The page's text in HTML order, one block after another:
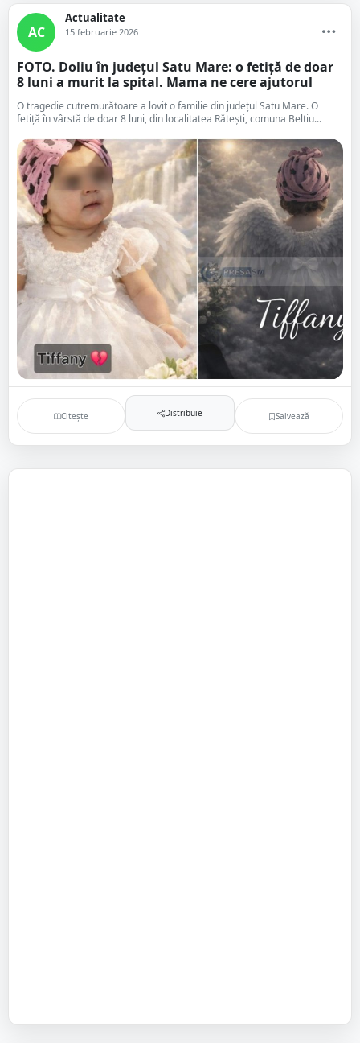
AC
Actualitate
15 februarie 2026
FOTO. Doliu în județul Satu Mare: o fetiță de doar
8 luni a murit la spital. Mama ne cere ajutorul
O tragedie cutremurătoare a lovit o familie din județul Satu Mare. O
fetiță în vârstă de doar 8 luni, din localitatea Rătești, comuna Beltiu...
Citește Distribuie Salvează